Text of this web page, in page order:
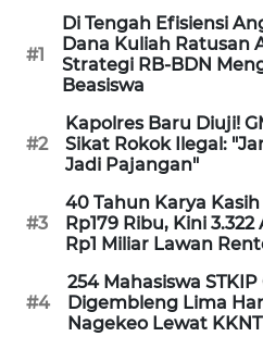
#1
Di Tengah Efisiensi
Dana Kuliah Ratusan
Strategi RB-BDN
Beasiswa
#2
Kapolres Baru Diuji!
Sikat Rokok Ilegal:
Jadi Pajangan"
#3
40 Tahun Karya
Rp179 Ribu, Kini
Rp1 Miliar Lawan
#4
254 Mahasiswa
Digembleng Lima
Nagekeo Lewat
ENERGI
NEWS
CILEUNGSI
NEWS
BERKAT
NEWS
BERAMPU
NEWS